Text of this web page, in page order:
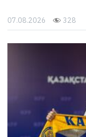
07.08.2026 328